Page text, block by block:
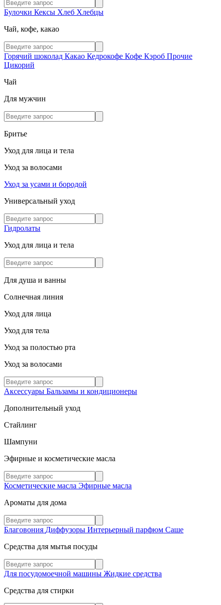
Булочки Кексы Хлеб Хлебцы
Чай, кофе, какао
Горячий шоколад Какао Кедрокофе Кофе Кэроб Прочие
Цикорий
Чай
Для мужчин
Бритье
Уход для лица и тела
Уход за волосами
Уход за усами и бородой
Универсальный уход
Гидролаты
Уход для лица и тела
Для душа и ванны
Солнечная линия
Уход для лица
Уход для тела
Уход за полостью рта
Уход за волосами
Аксессуары Бальзамы и кондиционеры
Дополнительный уход
Стайлинг
Шампуни
Эфирные и косметические масла
Косметические масла Эфирные масла
Ароматы для дома
Благовония Диффузоры Интерьерный парфюм Саше
Средства для мытья посуды
Для посудомоечной машины Жидкие средства
Средства для стирки